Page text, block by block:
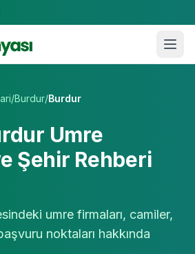
/Burdur/Burdur
Umre
Şehir Rehberi
umre firmaları, camiler,
noktaları hakkında